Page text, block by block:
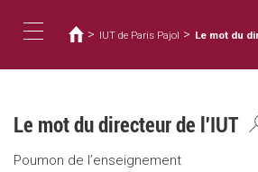
main
navigation
are
here
> IUT de Paris Pajol > Le mot du
Le mot du directeur de l'IUT
Poumon de l’enseignement